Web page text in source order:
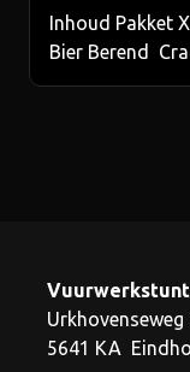
Inhoud Pakket
Bier Berend
Urkhovenseweg
5641 KA